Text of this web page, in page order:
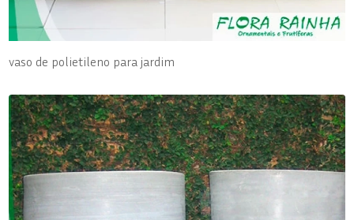
vaso de polietileno para jardim